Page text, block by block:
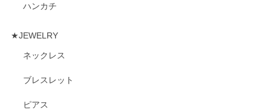
ハンカチ
★JEWELRY
ネックレス
ブレスレット
ピアス